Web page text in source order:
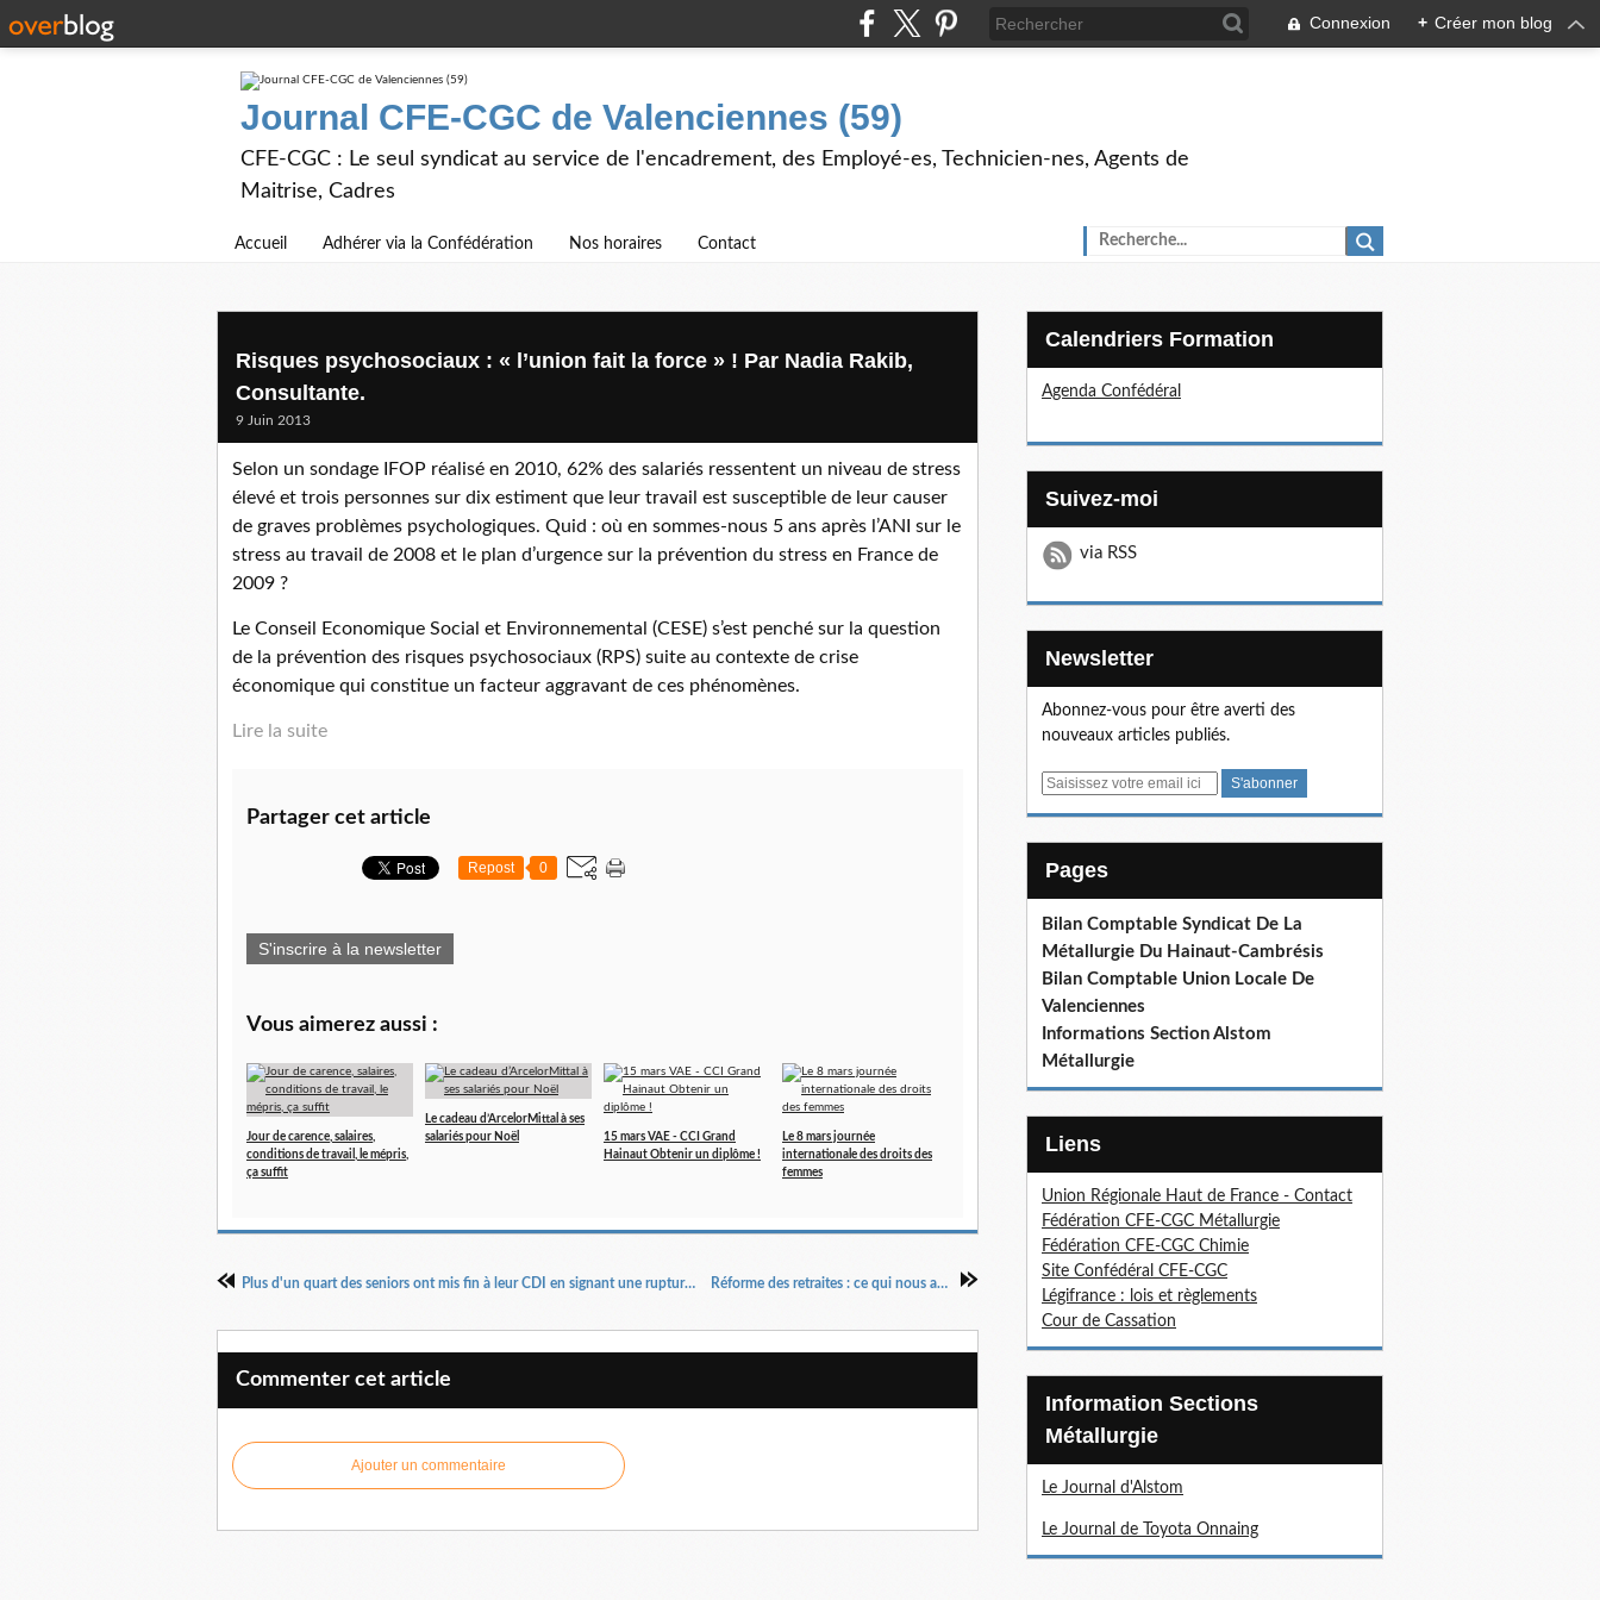
Connexion + Créer mon blog
Journal CFE-CGC de Valenciennes (59)
CFE-CGC : Le seul syndicat au service de l'encadrement, des Employé-es, Technicien-nes, Agents de
Maitrise, Cadres
Accueil Adhérer via la Confédération Nos horaires Contact
Risques psychosociaux : « l’union fait la force » ! Par Nadia Rakib,
Consultante.
9 Juin 2013
Selon un sondage IFOP réalisé en 2010, 62% des salariés ressentent un niveau de stress
élevé et trois personnes sur dix estiment que leur travail est susceptible de leur causer
de graves problèmes psychologiques. Quid : où en sommes-nous 5 ans après l’ANI sur le
stress au travail de 2008 et le plan d’urgence sur la prévention du stress en France de
2009 ?
Le Conseil Economique Social et Environnemental (CESE) s’est penché sur la question
de la prévention des risques psychosociaux (RPS) suite au contexte de crise
économique qui constitue un facteur aggravant de ces phénomènes.
Lire la suite
Partager cet article
Repost 0
S'inscrire à la newsletter
Vous aimerez aussi :
Jour de carence, salaires,
conditions de travail, le mépris,
ça suffit
Le cadeau d’ArcelorMittal à ses
salariés pour Noël
15 mars VAE - CCI Grand
Hainaut Obtenir un diplôme !
Le 8 mars journée
internationale des droits des
femmes
Plus d'un quart des seniors ont mis fin à leur CDI en signant une rupture conventionnelle (WK-RH) Réforme des retraites : ce qui nous attend (JuriTravail)
Commenter cet article
Ajouter un commentaire
Calendriers Formation
Agenda Confédéral
Suivez-moi
via RSS
Newsletter
Abonnez-vous pour être averti des
nouveaux articles publiés.
E
Pages
Bilan Comptable Syndicat De La
Métallurgie Du Hainaut-Cambrésis
Bilan Comptable Union Locale De
Valenciennes
Informations Section Alstom
Métallurgie
Liens
Union Régionale Haut de France - Contact
Fédération CFE-CGC Métallurgie
Fédération CFE-CGC Chimie
Site Confédéral CFE-CGC
Légifrance : lois et règlements
Cour de Cassation
Information Sections
Métallurgie
Le Journal d'Alstom
Le Journal de Toyota Onnaing